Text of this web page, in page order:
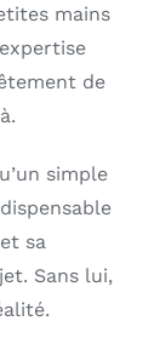
mains
de
simple
sa
Sans lui,